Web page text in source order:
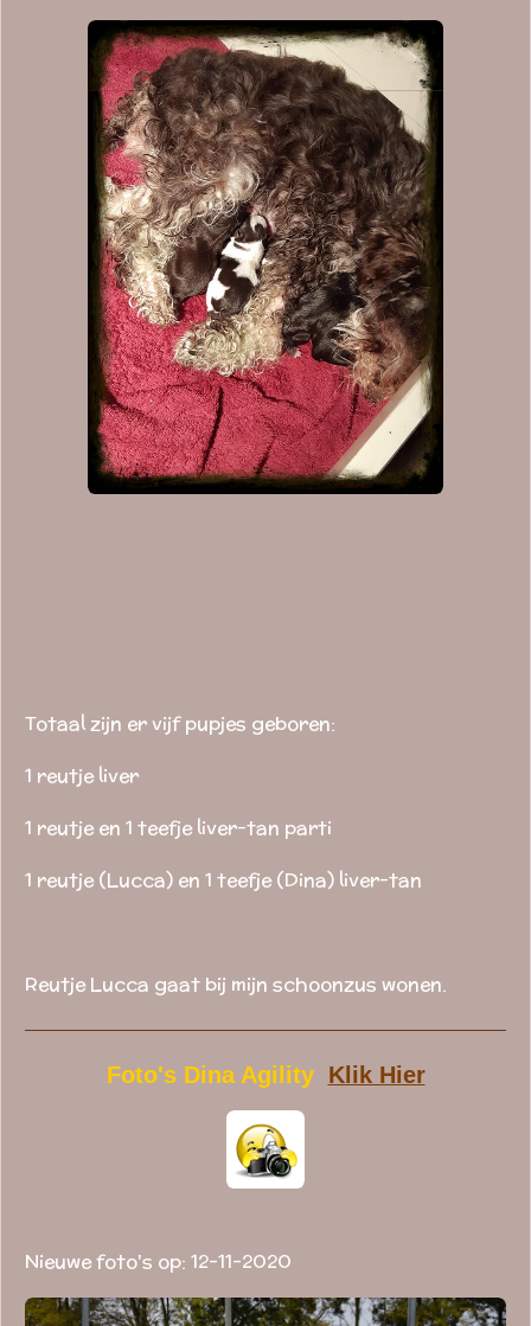
Totaal zijn er vijf pupjes geboren:
1 reutje liver
1 reutje en 1 teefje liver-tan parti
1 reutje (Lucca) en 1 teefje (Dina) liver-tan
Reutje Lucca gaat bij mijn schoonzus wonen.
Foto's Dina Agility Klik Hier
Nieuwe foto's op: 12-11-2020